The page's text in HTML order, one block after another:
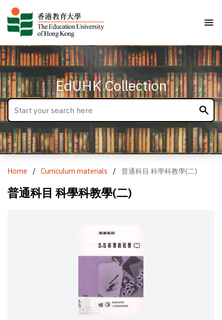
EdUHK Collection
Home / Curriculum materials / 普通科目 科學科教學(二)
普通科目 科學科教學(二)